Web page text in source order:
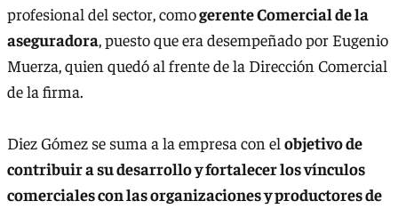
profesional del sector, comogerente Comercial de la
aseguradora, puesto que era desempeñado por Eugenio
Muerza, quien quedó al frente de la Dirección Comercial
de la firma.
Diez Gómez se suma a la empresa con el objetivo de
contribuir a su desarrollo y fortalecer los vínculos
comerciales con las organizaciones y productores de